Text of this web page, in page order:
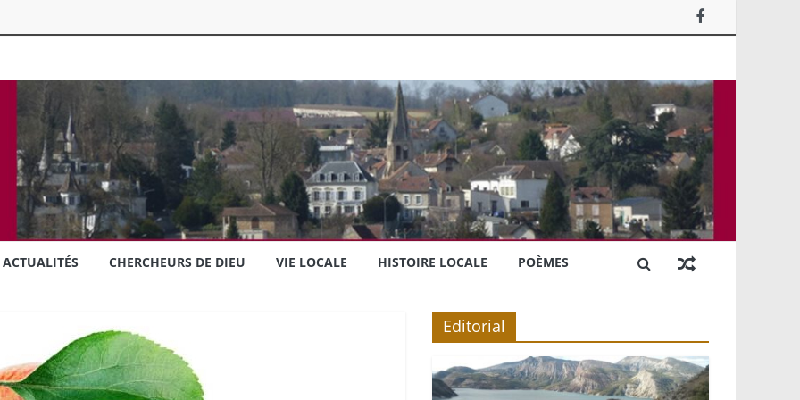
ACTUALITÉS CHERCHEURS DE DIEU VIE LOCALE HISTOIRE LOCALE POÈMES
Editorial